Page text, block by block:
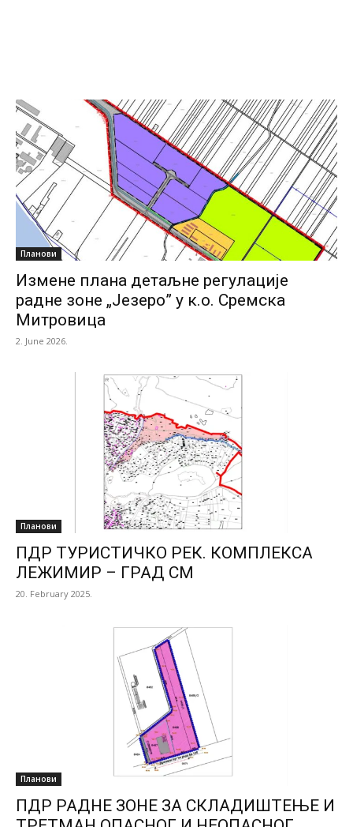
Планови
Измене плана детаљне регулације
радне зоне „Језеро” у к.о. Сремска
Митровица
2. June 2026.
Планови
ПДР ТУРИСТИЧКО РЕК. КОМПЛЕКСА
ЛЕЖИМИР – ГРАД СМ
20. February 2025.
Планови
ПДР РАДНЕ ЗОНЕ ЗА СКЛАДИШТЕЊЕ И